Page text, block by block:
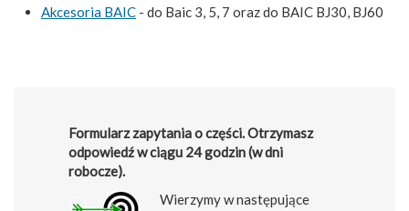
Akcesoria BAIC - do Baic 3, 5, 7 oraz do BAIC BJ30, BJ60
Formularz zapytania o części. Otrzymasz
odpowiedź w ciągu 24 godzin (w dni
robocze).
Wierzymy w następujące